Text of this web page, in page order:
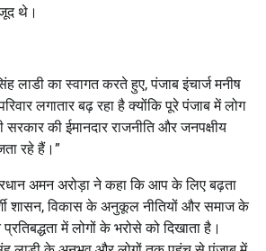
थे।
लाडी का स्वागत करते हुए, पंजाब इंचार्ज मनीष
लगातार बढ़ रहा है क्योंकि पूरे पंजाब में लोग
की ईमानदार राजनीति और जनपक्षीय
रहे हैं।”
अमन अरोड़ा ने कहा कि आप के लिए बढ़ता
शासन, विकास के अनुकूल नीतियों और समाज के
में लोगों के भरोसे को दिखाता है।